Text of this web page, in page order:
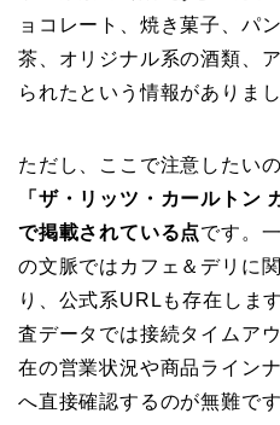
ョコレート、焼き菓子、パ
茶、オリジナル系の酒類、
られたという情報がありまし
ただし、ここで注意したいの
「ザ・リッツ・カールトン
で掲載されている点です。
の文脈ではカフェ＆デリに
り、公式系URLも存在しま
査データでは接続タイムア
在の営業状況や商品ライン
へ直接確認するのが無難です